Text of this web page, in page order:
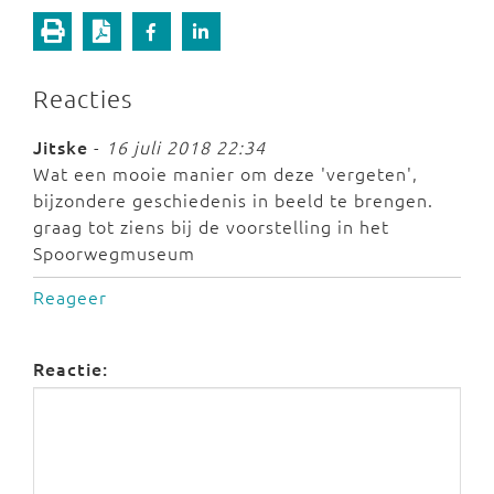
Reacties
Jitske - 16 juli 2018 22:34
Wat een mooie manier om deze 'vergeten',
bijzondere geschiedenis in beeld te brengen.
graag tot ziens bij de voorstelling in het
Spoorwegmuseum
Reageer
Reactie: